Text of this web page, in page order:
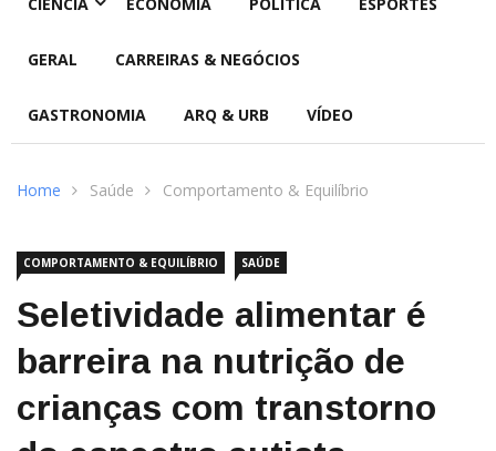
CIÊNCIA ECONOMIA POLÍTICA ESPORTES
GERAL CARREIRAS & NEGÓCIOS
GASTRONOMIA ARQ & URB VÍDEO
Home Saúde Comportamento & Equilíbrio
COMPORTAMENTO & EQUILÍBRIO SAÚDE
Seletividade alimentar é
barreira na nutrição de
crianças com transtorno